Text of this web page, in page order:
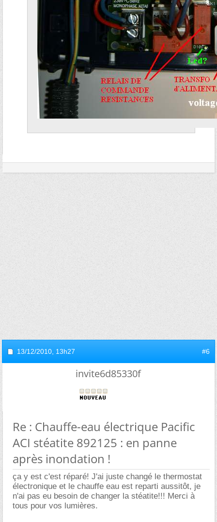
13/12/2010, 13h27 #6
invite6d85330f
Re : Chauffe-eau électrique Pacific
ACI stéatite 892125 : en panne
après inondation !
ça y est c'est réparé! J'ai juste changé le thermostat
électronique et le chauffe eau est reparti aussitôt, je
n'ai pas eu besoin de changer la stéatite!!! Merci à
tous pour vos lumières.